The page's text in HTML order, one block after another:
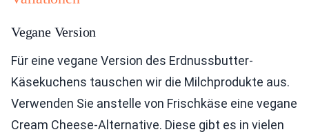
Vegane Version
Für eine vegane Version des Erdnussbutter-
Käsekuchens tauschen wir die Milchprodukte aus.
Verwenden Sie anstelle von Frischkäse eine vegane
Cream Cheese-Alternative. Diese gibt es in vielen